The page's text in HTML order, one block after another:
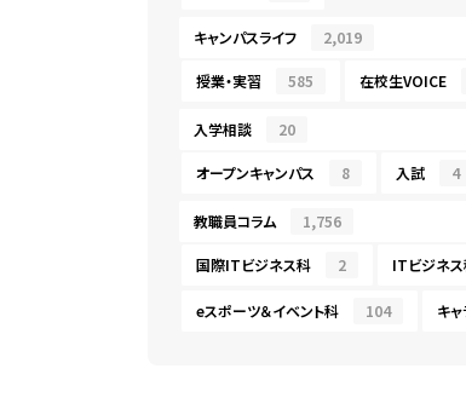
キャンパスライフ 2,019
授業・実習 585 在校生VOICE
入学相談 20
オープンキャンパス 8 入試 4
教職員コラム 1,756
国際ITビジネス科 2 ITビジネ
eスポーツ＆イベント科 104 キ